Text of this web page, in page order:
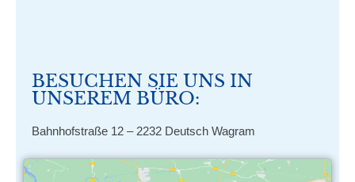
BESUCHEN SIE UNS IN
UNSEREM BÜRO:
Bahnhofstraße 12 – 2232 Deutsch Wagram